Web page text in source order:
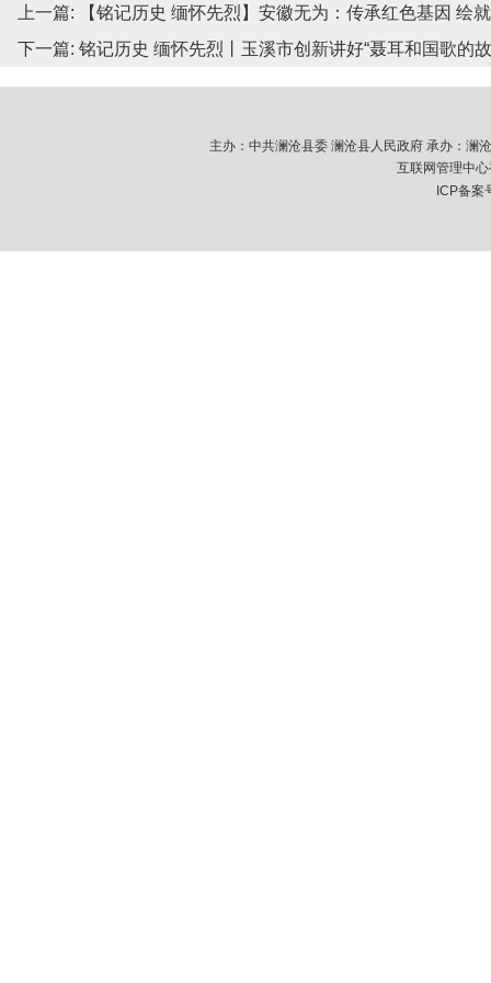
上一篇:
【铭记历史 缅怀先烈】安徽无为：传承红色基因 绘
下一篇: 铭记历史 缅怀先烈丨玉溪市创新讲好“聂耳和国歌的
主办：中共澜沧县委 澜沧县人民政府 承办：澜
互联网管理中
ICP备案